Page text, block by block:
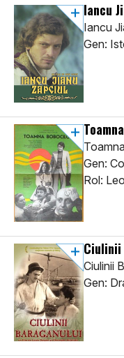
Iancu
Iancu
Gen:
Gen:
Rol:
Ciulinii
Ciulinii
Gen: